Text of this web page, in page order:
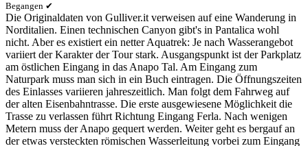
Begangen ✔
Die Originaldaten von Gulliver.it verweisen auf eine Wanderung in
Norditalien. Einen technischen Canyon gibt's in Pantalica wohl
nicht. Aber es existiert ein netter Aquatrek: Je nach Wasserangebot
variiert der Karakter der Tour stark. Ausgangspunkt ist der Parkplatz
am östlichen Eingang in das Anapo Tal. Am Eingang zum
Naturpark muss man sich in ein Buch eintragen. Die Öffnungszeiten
des Einlasses variieren jahreszeitlich. Man folgt dem Fahrweg auf
der alten Eisenbahntrasse. Die erste ausgewiesene Möglichkeit die
Trasse zu verlassen führt Richtung Eingang Ferla. Nach wenigen
Metern muss der Anapo gequert werden. Weiter geht es bergauf an
der etwas versteckten römischen Wasserleitung vorbei zum Eingang